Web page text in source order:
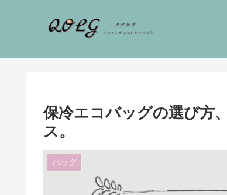
保冷エコバッグの選び方
ス。
バッグ